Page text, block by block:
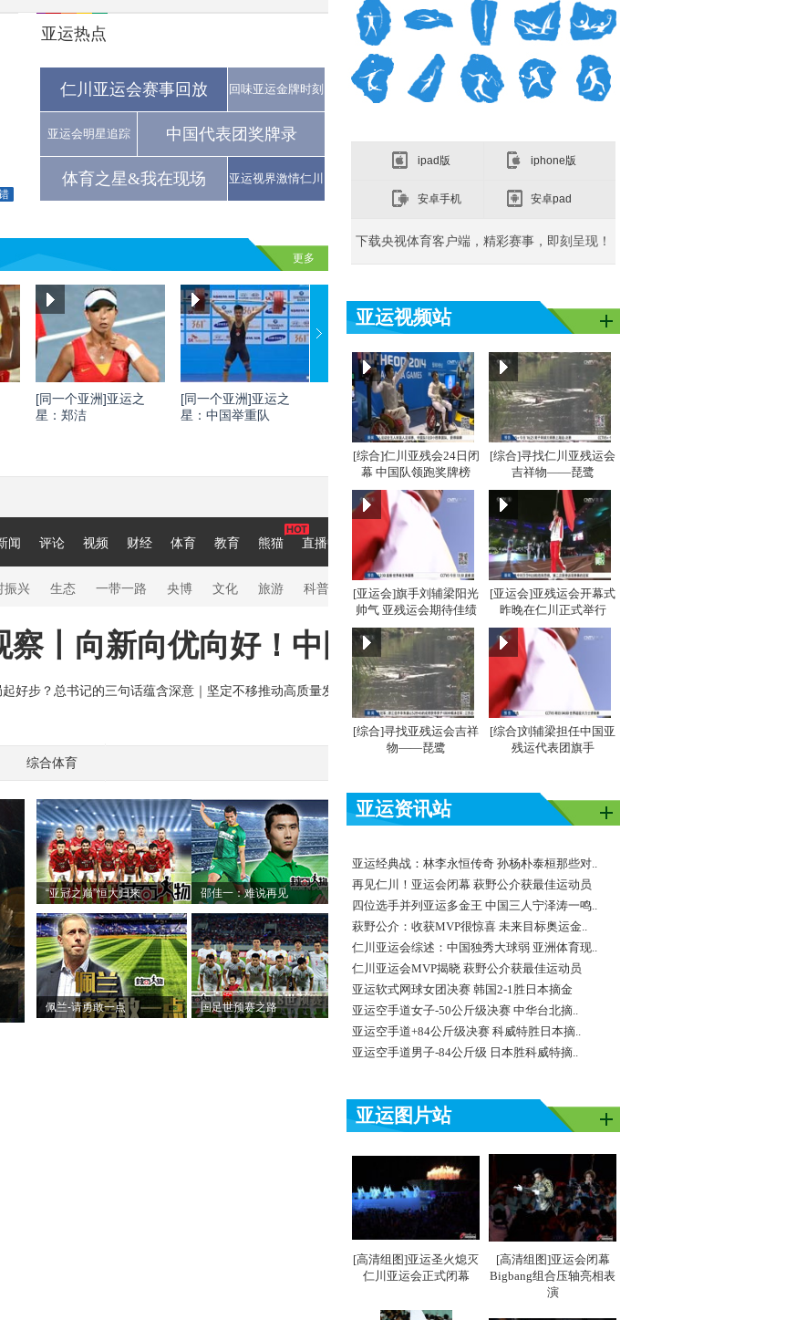
亚运热点
仁川亚运会赛事回放 回味亚运金牌时刻
亚运会明星追踪 中国代表团奖牌录
体育之星&我在现场 亚运视界激情仁川
更多
[同一个亚洲]亚运之
星：郑洁
[同一个亚洲]亚运之
星：中国举重队
[同一个亚洲]亚运之
星：刘灏
[同一个亚洲]亚运之
星：吴敏霞
综合体育
“亚冠之巅”恒大归来 邵佳一：难说再见
佩兰-请勇敢一点 国足世预赛之路
ipad版 iphone版
安卓手机 安卓pad
下载央视体育客户端，精彩赛事，即刻呈现！
亚运视频站
[综合]仁川亚残会24日闭
幕 中国队领跑奖牌榜
[综合]寻找仁川亚残运会
吉祥物——琵鹭
[亚运会]旗手刘辅梁阳光
帅气 亚残运会期待佳绩
[亚运会]亚残运会开幕式
昨晚在仁川正式举行
[综合]寻找亚残运会吉祥
物——琵鹭
[综合]刘辅梁担任中国亚
残运代表团旗手
亚运资讯站
亚运经典战：林李永恒传奇 孙杨朴泰桓那些对..
再见仁川！亚运会闭幕 萩野公介获最佳运动员
四位选手并列亚运多金王 中国三人宁泽涛一鸣..
萩野公介：收获MVP很惊喜 未来目标奥运金..
仁川亚运会综述：中国独秀大球弱 亚洲体育现..
仁川亚运会MVP揭晓 萩野公介获最佳运动员
亚运软式网球女团决赛 韩国2-1胜日本摘金
亚运空手道女子-50公斤级决赛 中华台北摘..
亚运空手道+84公斤级决赛 科威特胜日本摘..
亚运空手道男子-84公斤级 日本胜科威特摘..
亚运图片站
[高清组图]亚运圣火熄灭
仁川亚运会正式闭幕
[高清组图]亚运会闭幕
Bigbang组合压轴亮相表
演